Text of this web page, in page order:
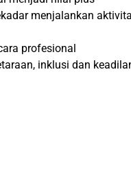
menjalankan
profesional
inklusi dan